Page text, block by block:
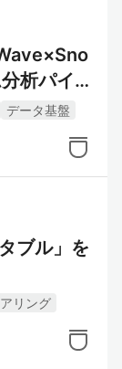
析パイプ
データ基盤
ブル」を
リング